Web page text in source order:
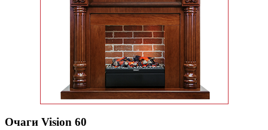
Очаги Vision 60